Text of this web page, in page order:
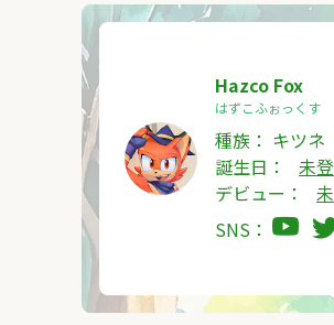
Hazco Fox
はずこふぉっくす
種族： キツネ
誕生日：
未
デビュー：
SNS：